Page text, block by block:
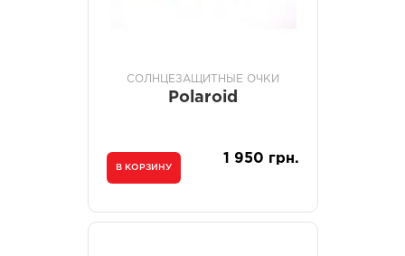
СОЛНЦЕЗАЩИТНЫЕ ОЧКИ
Polaroid
В КОРЗИНУ
1 950 грн.